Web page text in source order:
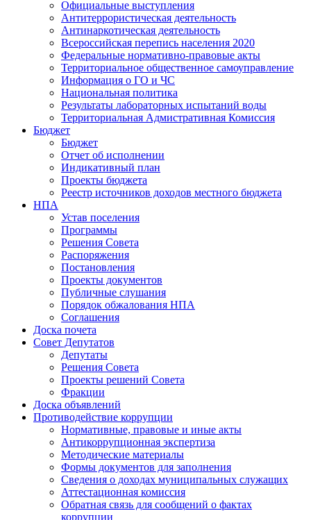
Официальные выступления
Антитеррористическая деятельность
Антинаркотическая деятельность
Всероссийская перепись населения 2020
Федеральные нормативно-правовые акты
Территориальное общественное самоуправление
Информация о ГО и ЧС
Национальная политика
Результаты лабораторных испытаний воды
Территориальная Адмистративная Комиссия
Бюджет
Бюджет
Отчет об исполнении
Индикативный план
Проекты бюджета
Реестр источников доходов местного бюджета
НПА
Устав поселения
Программы
Решения Совета
Распоряжения
Постановления
Проекты документов
Публичные слушания
Порядок обжалования НПА
Соглашения
Доска почета
Совет Депутатов
Депутаты
Решения Совета
Проекты решений Совета
Фракции
Доска объявлений
Противодействие коррупции
Нормативные, правовые и иные акты
Антикоррупционная экспертиза
Методические материалы
Формы документов для заполнения
Сведения о доходах муниципальных служащих
Аттестационная комиссия
Обратная связь для сообщений о фактах
коррупции